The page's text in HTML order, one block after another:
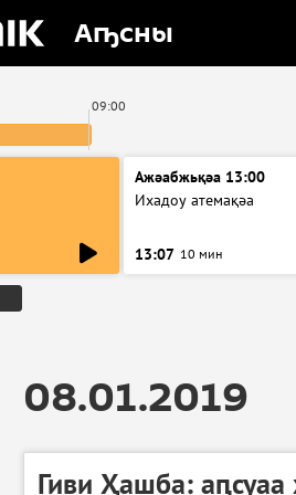
Аҧсны
09:00
Ажәабжьқәа 13:00
Ихадоу атемақәа
13:07 10 мин
08.01.2019
Гиви Ҳашба: